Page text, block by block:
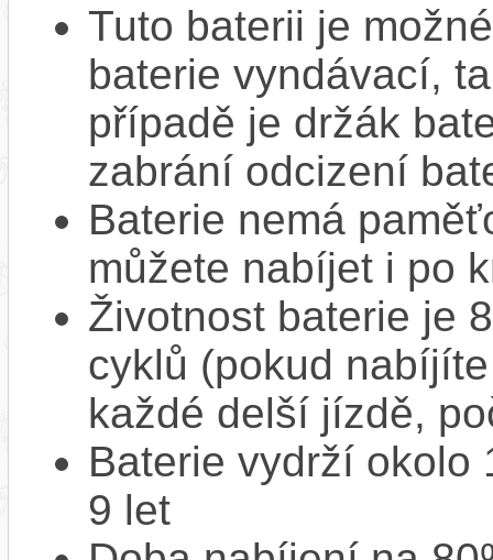
Tuto baterii je
baterie vyndávací,
případě je držák
zabrání odcizení
Baterie nemá
můžete nabíjet i po
Životnost baterie je
cyklů (pokud
každé delší jízdě,
Baterie vydrží okolo
9 let